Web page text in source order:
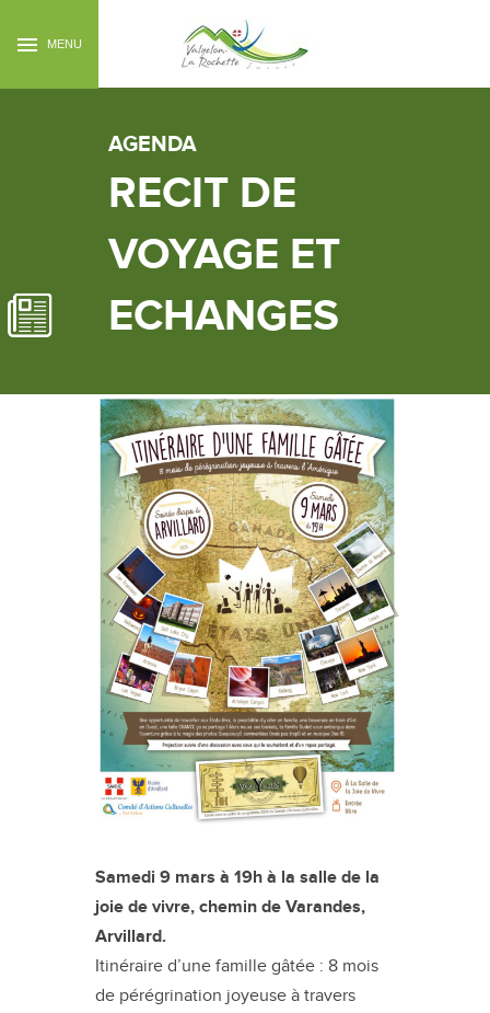
MENU
AGENDA
RECIT DE
VOYAGE ET
ECHANGES
Samedi 9 mars à 19h à la salle de la
joie de vivre, chemin de Varandes,
Arvillard.
Itinéraire d’une famille gâtée : 8 mois
de pérégrination joyeuse à travers